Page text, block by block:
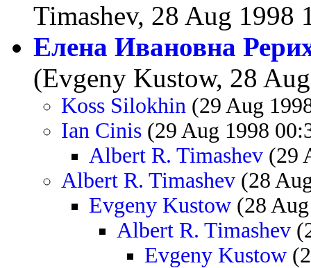
Timashev, 28 Aug 1998
Елена Ивановна
(Evgeny Kustow, 28
Koss Silokhin (29 Aug
Ian Cinis (29 Aug 1998
Albert R. Timashev (29
Albert R. Timashev (28
Evgeny Kustow (28
Albert R. Timashev
Evgeny Kustow